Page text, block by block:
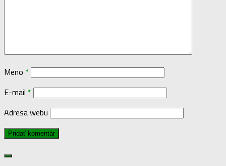
Meno *
E-mail *
Adresa webu